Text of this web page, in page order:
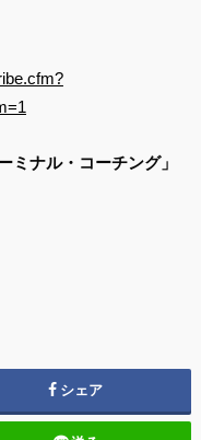
ミナル・コーチング」
シェア